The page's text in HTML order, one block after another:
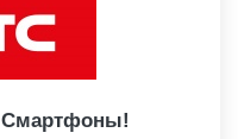
Смартфоны!